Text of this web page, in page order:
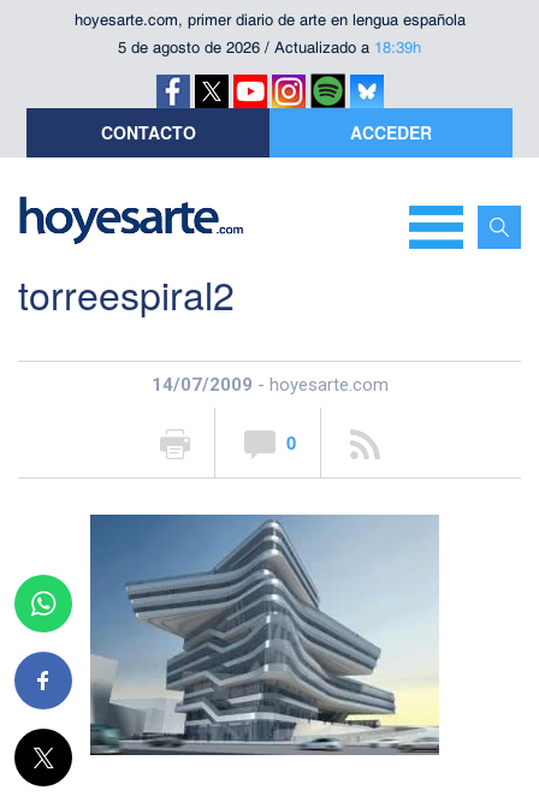
hoyesarte.com, primer diario de arte en lengua española
5 de agosto de 2026 / Actualizado a 18:39h
CONTACTO ACCEDER
torreespiral2
14/07/2009 - hoyesarte.com
0